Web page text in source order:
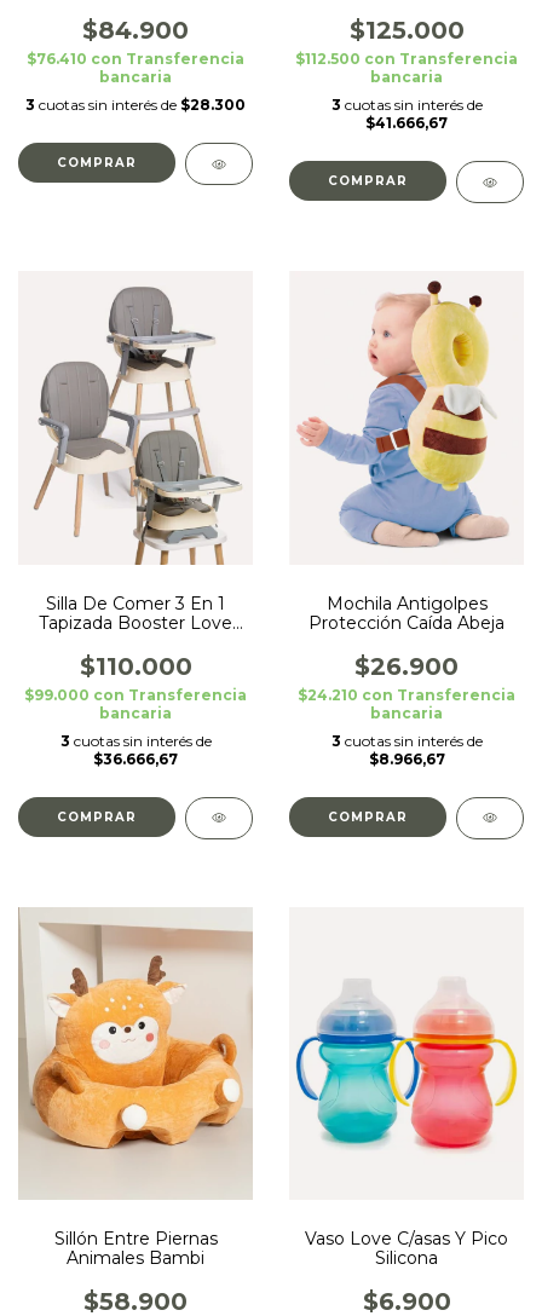
$84.900
$76.410 con Transferencia
bancaria
3 cuotas sin interés de $28.300
$125.000
$112.500 con Transferencia
bancaria
3 cuotas sin interés de
$41.666,67
COMPRAR
Silla De Comer 3 En 1
Tapizada Booster Love
$110.000
$99.000 con Transferencia
bancaria
3 cuotas sin interés de
$36.666,67
Mochila Antigolpes
Protección Caída Abeja
$26.900
$24.210 con Transferencia
bancaria
3 cuotas sin interés de
$8.966,67
Sillón Entre Piernas
Animales Bambi
$58.900
Vaso Love C/asas Y Pico
Silicona
$6.900